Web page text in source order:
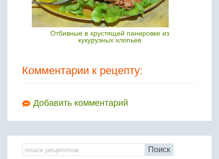
Отбивные в хрустящей панировке из
кукурузных хлопьев
Комментарии к рецепту:
Добавить комментарий
Поиск